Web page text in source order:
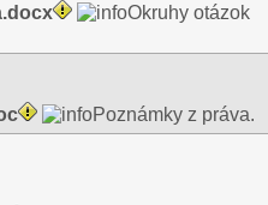
Okruhy otázok
Poznámky z práva.